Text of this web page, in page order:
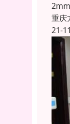
重庆
21-